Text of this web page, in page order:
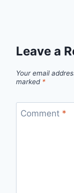
Leave a
Your email
marked *
Comment *